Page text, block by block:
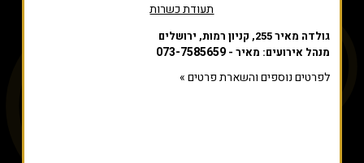
תעודת כשרות
גולדה מאיר 255, קניון רמות, ירושלים
מנהל אירועים: מאיר - 073-7585659
לפרטים נוספים והשארת פרטים »